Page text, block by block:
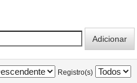
Registro(s)